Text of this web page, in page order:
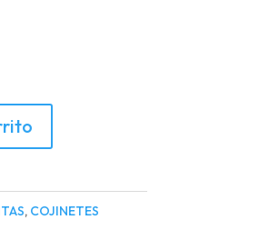
, COJINETES